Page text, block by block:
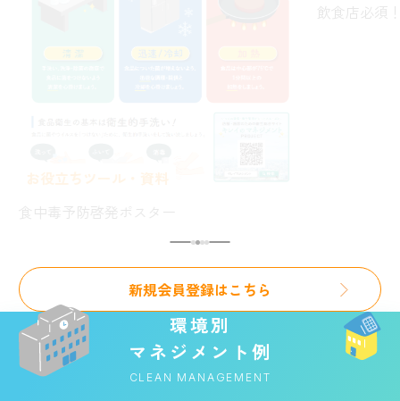
ー
飲食店必須！厨房衛生管理マニュア
新規会員登録はこちら
環境別
マネジメント例
CLEAN MANAGEMENT